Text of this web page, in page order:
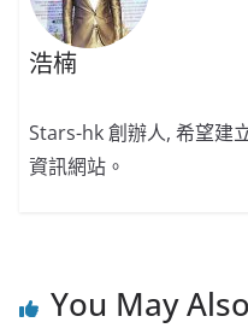
浩楠
Stars-hk 創辦人, 希望建
資訊網站。
You May